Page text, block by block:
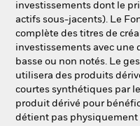
investissements dont le
actifs sous-jacents). Le
complète des titres de
investissements avec
basse ou non notés. Le
utilisera des produits
courtes synthétiques par
produit dérivé pour
détient pas physiquement